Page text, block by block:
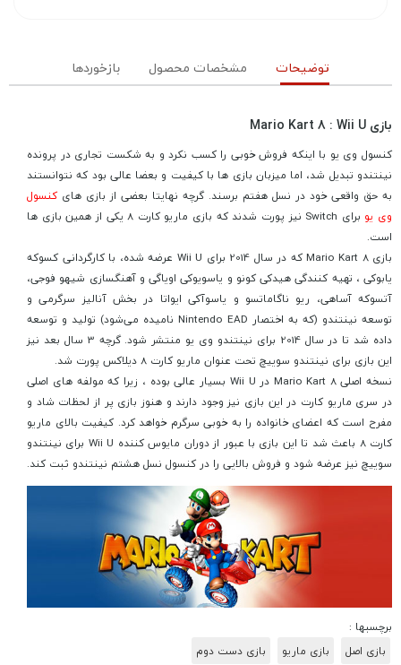
توضیحات مشخصات محصول بازخوردها
بازی Mario Kart 8 : Wii U
کنسول وی یو با اینکه فروش خوبی را کسب نکرد و به شکست تجاری در پرونده
نینتندو تبدیل شد، اما میزبان بازی ها با کیفیت و بعضا عالی بود که نتوانستند
به حق واقعی خود در نسل هفتم برسند. گرچه نهایتا بعضی از بازی هایکنسول
وی یو
برای Switch نیز پورت شدند که بازی ماریو کارت 8 یکی از همین بازی ها
است.
بازی Mario Kart 8 که در سال 2014 برای Wii U عرضه شده، با کارگردانی کسوکه
یابوکی ، تهیه کنندگی هیدکی کونو و یاسویوکی اویاگی و آهنگسازی شیهو فوجی،
آتسوکه آساهی، ریو ناگاماتسو و یاسوآکی ایواتا در بخش آنالیز سرگرمی و
توسعه نینتندو (که به اختصار Nintendo EAD نامیده می‌شود) تولید و توسعه
داده شد تا در سال 2014 برای نینتندو وی یو منتشر شود. گرچه 3 سال بعد نیز
این بازی برای نینتندو سوییچ تحت عنوان ماریو کارت 8 دیلاکس پورت شد.
نسخه اصلی Mario Kart 8 در Wii U بسیار عالی بوده ، زیرا که مولفه های اصلی
در سری ماریو کارت در این بازی نیز وجود دارند و هنوز بازی پر از لحظات شاد و
مفرح است که اعضای خانواده را به خوبی سرگرم خواهد کرد. کیفیت بالای ماریو
کارت 8 باعث شد تا این بازی با عبور از دوران مایوس کننده Wii U برای نینتندو
سوییچ نیز عرضه شود و فروش بالایی را در کنسول نسل هشتم نینتندو ثبت کند.
برچسبها :
بازی اصل
بازی ماریو
بازی دست دوم